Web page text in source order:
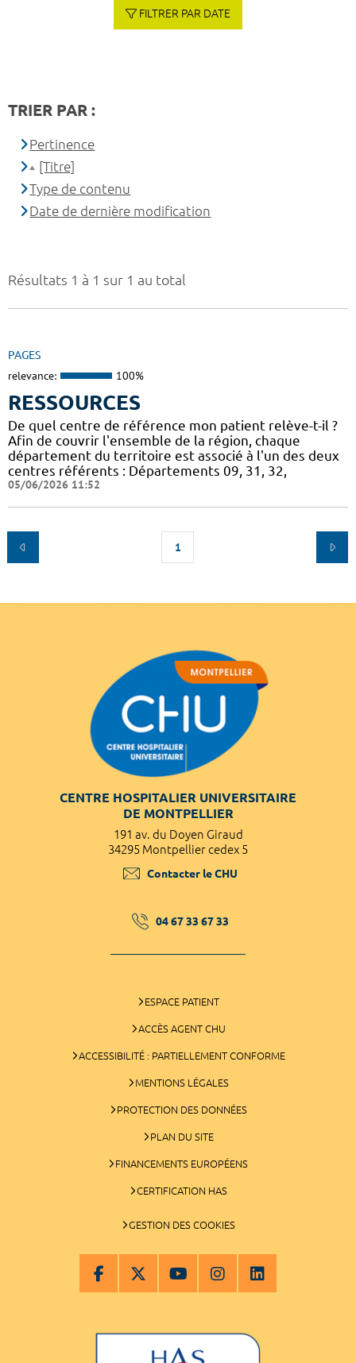
Résultats 1 à 1 sur 1 au total
PAGES
relevance: 100%
RESSOURCES
De quel centre de référence mon patient relève-t-il ?
Afin de couvrir l'ensemble de la région, chaque
département du territoire est associé à l'un des deux
centres référents : Départements 09, 31, 32,
05/06/2026 11:52
1
FILTRER PAR DATE
TRIER PAR :
Pertinence
[Titre]
Type de contenu
Date de dernière modification
CENTRE HOSPITALIER UNIVERSITAIRE
DE MONTPELLIER
191 av. du Doyen Giraud
34295 Montpellier cedex 5
Contacter le CHU
04 67 33 67 33
ESPACE PATIENT
ACCÈS AGENT CHU
ACCESSIBILITÉ : PARTIELLEMENT CONFORME
MENTIONS LÉGALES
PROTECTION DES DONNÉES
PLAN DU SITE
FINANCEMENTS EUROPÉENS
CERTIFICATION HAS
GESTION DES COOKIES